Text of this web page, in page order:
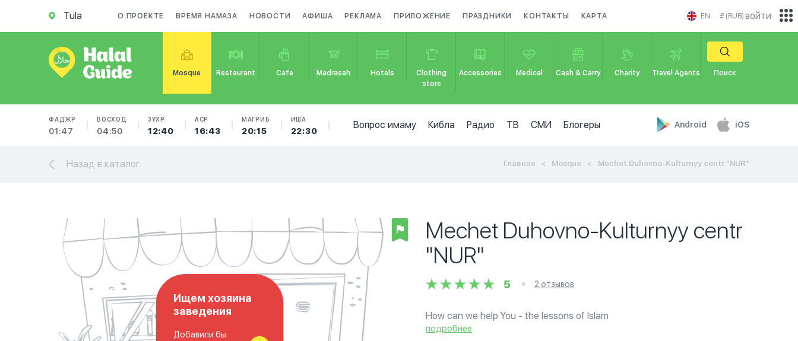
Tula О ПРОЕКТЕ ВРЕМЯ НАМАЗА НОВОСТИ АФИША РЕКЛАМА ПРИЛОЖЕНИЕ ПРАЗДНИКИ КОНТАКТЫ КАРТА EN ₽ (RUB)
Mosque Restaurant Cafe Madrasah Hotels
Clothing
store
Accessories Medical Cash & Carry Charity Travel Agents Поиск
ФАДЖР
01:47
ВОСХОД
04:50
ЗУХР
12:40
АСР
16:43
МАГРИБ
20:15
ИША
22:30
Вопрос имаму Кибла Радио ТВ СМИ Блогеры Android iOS
войти
Назад в каталог Главная Mosque Mechet Duhovno-Kulturnyy centr "NUR"
Ищем хозяина
заведения
Добавили бы
Mechet Duhovno-Kulturnyy centr
"NUR"
5 2 отзывов
How can we help You - the lessons of Islam
подробнее